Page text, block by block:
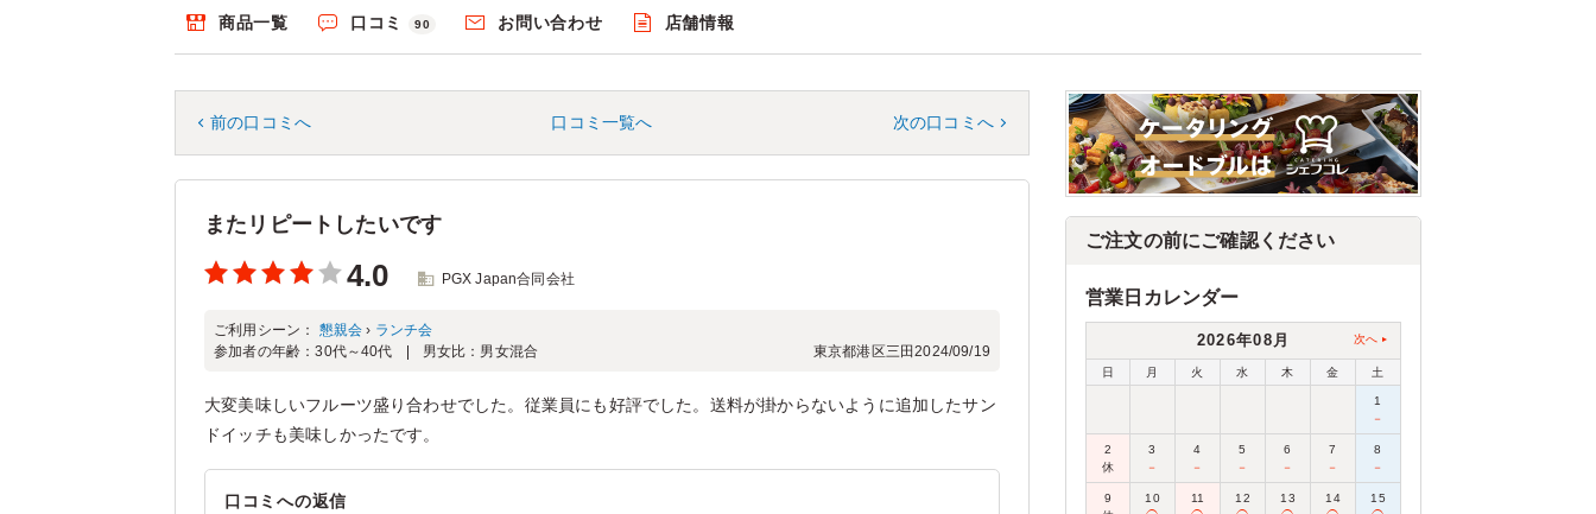
商品一覧 口コミ 90 お問い合わせ 店舗情報
前の口コミへ 口コミ一覧へ 次の口コミへ
またリピートしたいです
4.0 PGX Japan合同会社
ご利用シーン： 懇親会 › ランチ会
参加者の年齢：30代～40代 男女比： 男女混合 東京都港区三田2024/09/19
大変美味しいフルーツ盛り合わせでした。従業員にも好評でした。送料が掛からないように追加したサン
ドイッチも美味しかったです。
口コミへの返信
ご注文の前にご確認ください
営業日カレンダー
2026年08月 次へ
日 月 火 水 木 金 土
1
－
2
休
3
－
4
－
5
－
6
－
7
－
8
－
9
10
11
12
13
14
15